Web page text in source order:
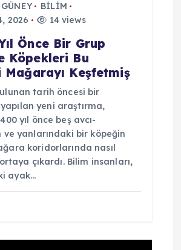
BİLİM
2026
14 views
Önce Bir Grup
Köpekleri Bu
Mağarayı Keşfetmiş
tarih öncesi bir
yeni araştırma,
yıl önce beş avcı-
ve yanlarındaki bir köpeğin
koridorlarında nasıl
çıkardı. Bilim insanları,
ayak…